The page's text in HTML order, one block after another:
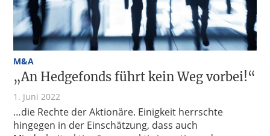
„An Hedgefonds führt kein Weg vorbei!“
M&A
1. Juni 2022
…die Rechte der Aktionäre. Einigkeit herrschte
hingegen in der Einschätzung, dass auch